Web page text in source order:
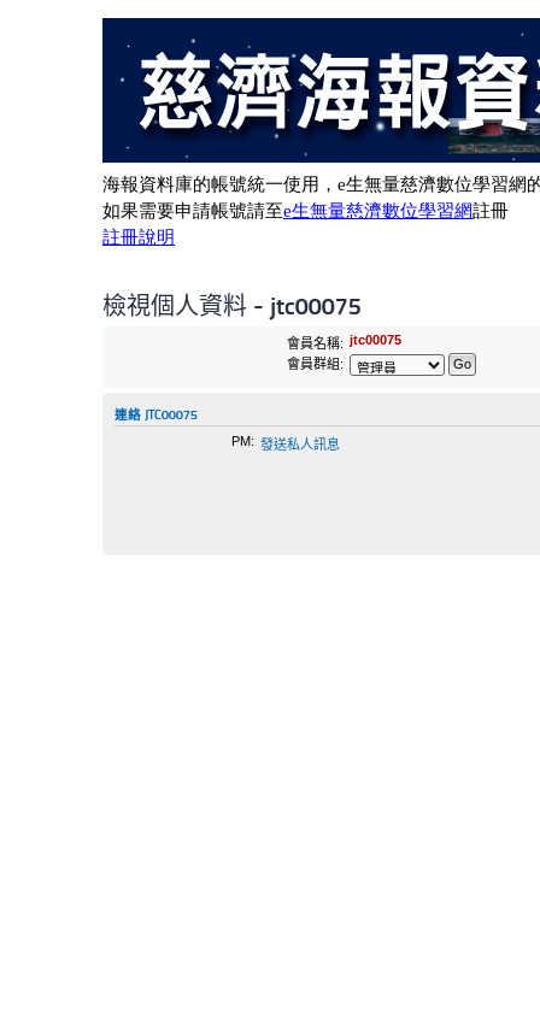
檢視個人資料 - jtc00075
會員名稱: jtc00075
會員群組:
連絡 JTC00075
PM: 發送私人訊息